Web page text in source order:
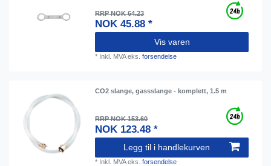
RRP NOK 64.23
NOK 45.88 *
Vis varen
* Inkl. MVAeks.forsendelse
CO2 slange, gassslange - komplett, 1.5 m
RRP NOK 153.60
NOK 123.48 *
Legg til i handlekurven
* Inkl. MVAeks.forsendelse